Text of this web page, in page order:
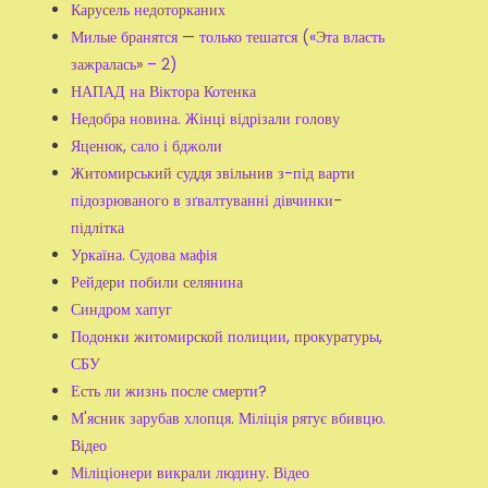
Карусель недоторканих
Милые бранятся — только тешатся («Эта власть
зажралась» – 2)
НАПАД на Віктора Котенка
Недобра новина. Жінці відрізали голову
Яценюк, сало і бджоли
Житомирський суддя звільнив з-під варти
підозрюваного в зґвалтуванні дівчинки-
підлітка
Уркаїна. Судова мафія
Рейдери побили селянина
Синдром хапуг
Подонки житомирской полиции, прокуратуры,
СБУ
Есть ли жизнь после смерти?
М'ясник зарубав хлопця. Міліція рятує вбивцю.
Відео
Міліціонери викрали людину. Відео